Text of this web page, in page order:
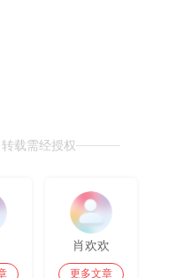
载需经授权
肖欢欢
更多文章